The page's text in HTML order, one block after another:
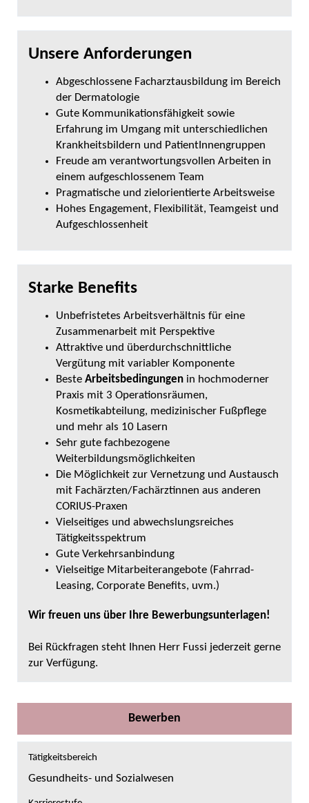
Unsere Anforderungen
Abgeschlossene Facharztausbildung im Bereich
der Dermatologie
Gute Kommunikationsfähigkeit sowie
Erfahrung im Umgang mit unterschiedlichen
Krankheitsbildern und PatientInnengruppen
Freude am verantwortungsvollen Arbeiten in
einem aufgeschlossenem Team
Pragmatische und zielorientierte Arbeitsweise
Hohes Engagement, Flexibilität, Teamgeist und
Aufgeschlossenheit
Starke Benefits
Unbefristetes Arbeitsverhältnis für eine
Zusammenarbeit mit Perspektive
Attraktive und überdurchschnittliche
Vergütung mit variabler Komponente
Beste Arbeitsbedingungen in hochmoderner
Praxis mit 3 Operationsräumen,
Kosmetikabteilung, medizinischer Fußpflege
und mehr als 10 Lasern
Sehr gute fachbezogene
Weiterbildungsmöglichkeiten
Die Möglichkeit zur Vernetzung und Austausch
mit Fachärzten/Fachärztinnen aus anderen
CORIUS-Praxen
Vielseitiges und abwechslungsreiches
Tätigkeitsspektrum
Gute Verkehrsanbindung
Vielseitige Mitarbeiterangebote (Fahrrad-
Leasing, Corporate Benefits, uvm.)
Wir freuen uns über Ihre Bewerbungsunterlagen!
Bei Rückfragen steht Ihnen Herr Fussi jederzeit gerne
zur Verfügung.
Bewerben
Tätigkeitsbereich
Gesundheits- und Sozialwesen